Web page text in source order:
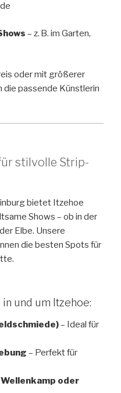
– z. B. im Garten,
oder mit größerer
die passende Künstlerin
stilvolle Strip-
bietet Itzehoe
Shows – ob in der
Elbe. Unsere
die besten Spots für
und um Itzehoe:
– Ideal für
– Perfekt für
oder